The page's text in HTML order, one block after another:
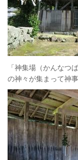
「神集場（かんなつ
の神々が集まって神